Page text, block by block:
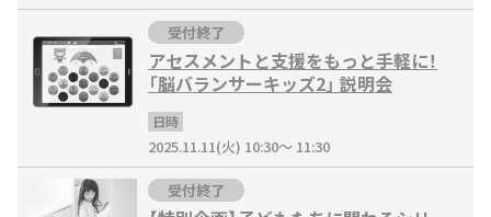
受付終了
アセスメントと支援をもっと手軽に！
「脳バランサーキッズ2」 説明会
日時
2025.11.11(火) 10:30～ 11:30
受付終了